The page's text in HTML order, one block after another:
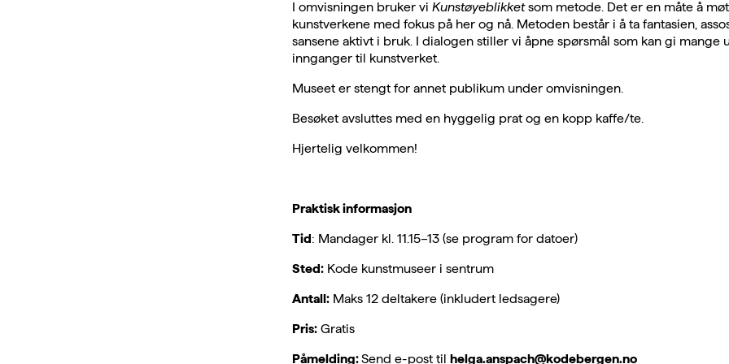
I omvisningen bruker vi Kunstøyeblikketsom metode. Det er en måte å
kunstverkene med fokus på her og nå. Metoden består i å ta fantasien,
sansene aktivt i bruk. I dialogen stiller vi åpne spørsmål som kan gi mange
innganger til kunstverket.
Museet er stengt for annet publikum under omvisningen.
Besøket avsluttes med en hyggelig prat og en kopp kaffe/te.
Hjertelig velkommen!
Praktisk informasjon
Tid: Mandager kl. 11.15–13 (se program for datoer)
Sted:Kode kunstmuseer i sentrum
Antall:Maks 12 deltakere (inkludert ledsagere)
Pris:Gratis
Påmelding:Send e-post til helga.anspach@kodebergen.no